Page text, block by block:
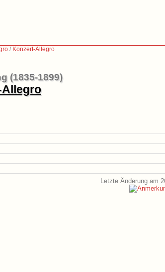
/ Konzert-Allegro
(1835-1899)
Letzte Änderung am